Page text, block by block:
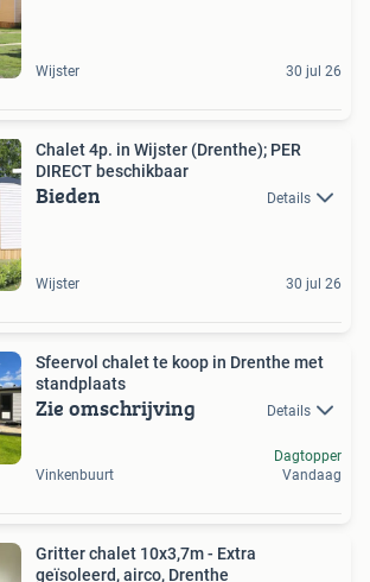
Wijster 30 jul 26
Chalet 4p. in Wijster (Drenthe); PER
DIRECT beschikbaar
Bieden Details
Wijster 30 jul 26
Sfeervol chalet te koop in Drenthe met
standplaats
Zie omschrijving Details
Vinkenbuurt
Dagtopper
Vandaag
Gritter chalet 10x3,7m - Extra
geïsoleerd, airco, Drenthe